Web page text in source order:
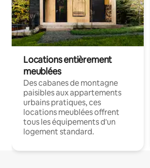
Locations entièrement
meublées
Des cabanes de montagne
paisibles aux appartements
urbains pratiques, ces
locations meublées offrent
tous les équipements d'un
logement standard.